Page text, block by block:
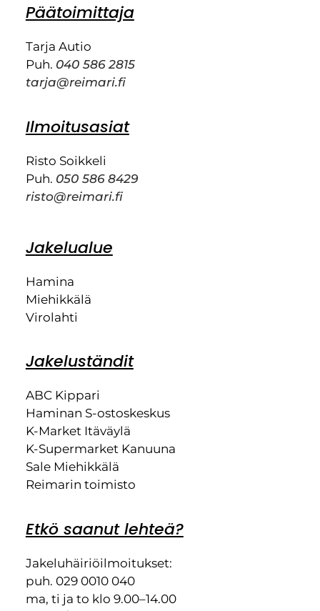
Päätoimittaja
Tarja Autio
Puh. 040 586 2815
tarja@reimari.fi
Ilmoitusasiat
Risto Soikkeli
Puh. 050 586 8429
risto@reimari.fi
Jakelualue
Hamina
Miehikkälä
Virolahti
Jakeluständit
ABC Kippari
Haminan S-ostoskeskus
K-Market Itäväylä
K-Supermarket Kanuuna
Sale Miehikkälä
Reimarin toimisto
Etkö saanut lehteä?
Jakeluhäiriöilmoitukset:
puh. 029 0010 040
ma, ti ja to klo 9.00–14.00